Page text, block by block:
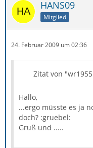
HANS09
Mitglied
24. Februar 2009 um 02:36
Zitat von
Hallo,
...ergo müsste es ja
doch? :gruebel:
Gruß und .....